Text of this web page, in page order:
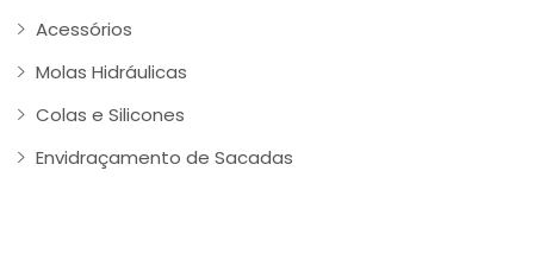
Acessórios
Molas Hidráulicas
Colas e Silicones
Envidraçamento de Sacadas